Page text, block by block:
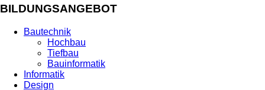
BILDUNGSANGEBOT
Bautechnik
Hochbau
Tiefbau
Bauinformatik
Informatik
Design